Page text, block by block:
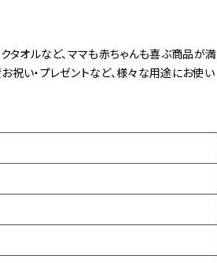
クタオルなど、ママも赤ちゃんも喜ぶ商品が満
祝い・プレゼントなど、様々な用途にお使い